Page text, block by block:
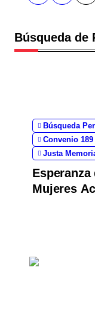
g
a
c
ó
e
Búsqueda de
Búsqueda
Convenio 189
Justa
Mujeres